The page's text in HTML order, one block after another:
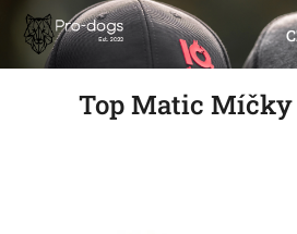
Přejít
obsah
Top Matic